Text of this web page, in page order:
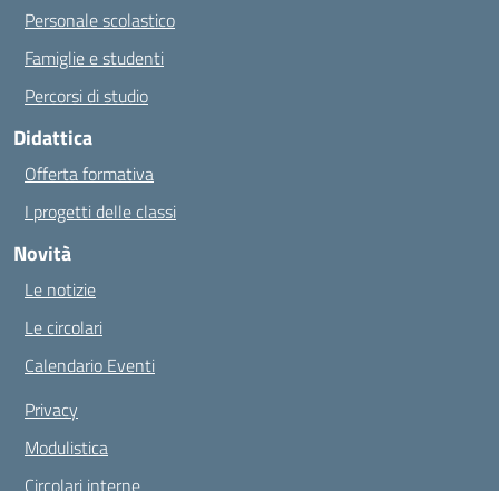
Personale scolastico
Famiglie e studenti
Percorsi di studio
Didattica
Offerta formativa
I progetti delle classi
Novità
Le notizie
Le circolari
Calendario Eventi
Privacy
Modulistica
Circolari interne